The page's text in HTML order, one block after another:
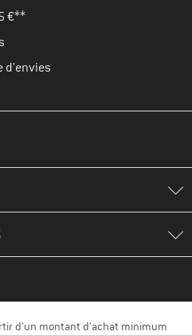
€**
d'envies
d'un montant d'achat minimum